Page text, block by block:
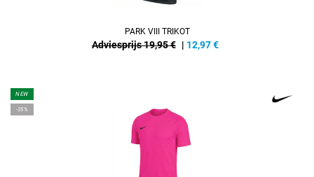
PARK VIII TRIKOT
Adviesprijs 19,95 € | 12,97€
NEW
-35%